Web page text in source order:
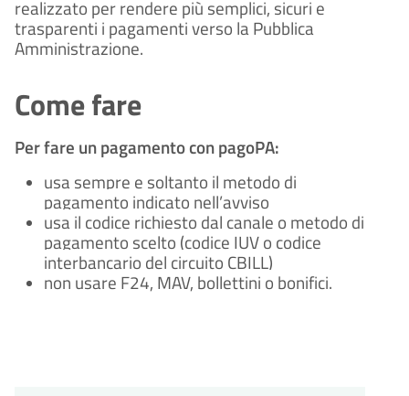
realizzato per rendere più semplici, sicuri e
trasparenti i pagamenti verso la Pubblica
Amministrazione.
Come fare
Per fare un pagamento con pagoPA:
usa sempre e soltanto il metodo di
pagamento indicato nell’avviso
usa il codice richiesto dal canale o metodo di
pagamento scelto (codice IUV o codice
interbancario del circuito CBILL)
non usare F24, MAV, bollettini o bonifici.